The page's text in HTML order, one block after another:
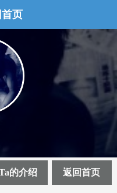
页
的介绍 返回首页